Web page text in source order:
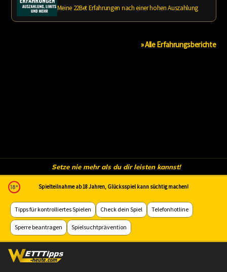
Meine 22Bet Erfahrungen nach einer hohen Auszahlung
» Alle Erfahrungsberichte
Setze nie mehr als du dir leisten kannst!
Spielteilnahme ab 18 Jahren, Glücksspiel kann süchtig machen!
Tipps für kontrolliertes Spielen Check dein Spiel Telefonhotline
Sperre beantragen Spielsuchtprävention